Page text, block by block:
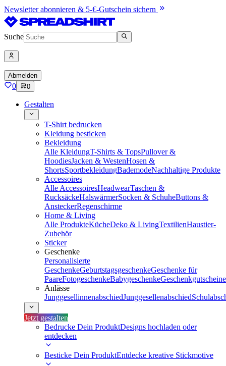
Newsletter abonnieren & 5-€-Gutschein sichern
Suche
Abmelden
0 0
Gestalten
T-Shirt bedrucken
Kleidung besticken
Bekleidung
Alle KleidungT-Shirts & TopsPullover &
HoodiesJacken & WestenHosen &
ShortsSportbekleidungBademodeNachhaltige Produkte
Accessoires
Alle AccessoiresHeadwearTaschen &
RucksäckeHalswärmerSocken & SchuheButtons &
AnsteckerRegenschirme
Home & Living
Alle ProdukteKücheDeko & LivingTextilienHaustier-
Zubehör
Sticker
Geschenke
Personalisierte
GeschenkeGeburtstagsgeschenkeGeschenke für
PaareFotogeschenkeBabygeschenkeGeschenkgutscheine
Anlässe
JunggesellinnenabschiedJunggesellenabschied
Jetzt gestalten
Bedrucke Dein ProduktDesigns hochladen oder
entdecken
Besticke Dein ProduktEntdecke kreative Stickmotive